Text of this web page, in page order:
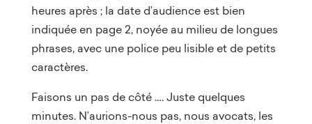
heures après ; la date d’audience est bien
indiquée en page 2, noyée au milieu de longues
phrases, avec une police peu lisible et de petits
caractères.
Faisons un pas de côté …. Juste quelques
minutes. N’aurions-nous pas, nous avocats, les